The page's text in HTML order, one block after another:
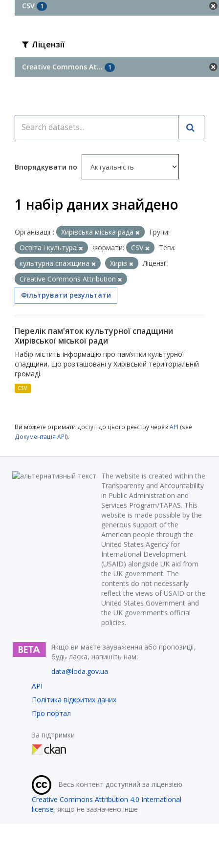
CSV 1
Ліцензії
Creative Commons At... 1
Впорядкувати по
1 набір даних знайдено
Організації : Хирівська міська рада
Групи:
Освіта і культура
Формати: CSV
Теги:
культурна спажщина
Хирів
Ліцензії:
Creative Commons Attribution
Фільтрувати результати
Перелік пам'яток культурної спадщини
Хирівської міської ради
Набір містить інформацію про пам’ятки культурної
спадщини, що розташовані у Хирівській територіальній
громаді.
CSV
Ви можете отримати доступ до цього реєстру через API (see
Документація API).
The website is created within the
Transparency and Accountability
in Public Administration and
Services Program/TAPAS. This
website is made possible by the
generous support of the
American people through the
United States Agency for
International Development
(USAID) alongside UK aid from
the UK government. The
contents do not necessarily
reflect the views of USAID or the
United States Government and
the UK government’s official
policies.
Якщо ви маєте зауваження або пропозиції,
будь ласка, напишіть нам:
data@loda.gov.ua
API
Політика відкритих даних
Про портал
За підтримки
Весь контент доступний за ліцензією
Creative Commons Attribution 4.0 International
license, якщо не зазначено інше